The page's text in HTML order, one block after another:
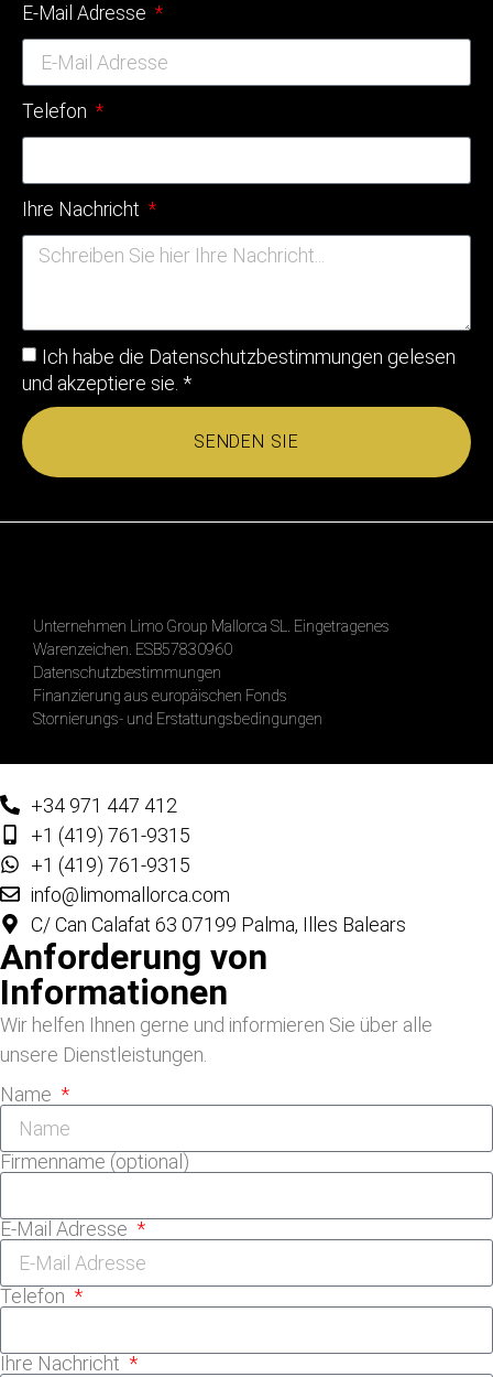
E-Mail Adresse
Telefon
Ihre Nachricht
Ich habe die Datenschutzbestimmungen gelesen
und akzeptiere sie. *
SENDEN SIE
Unternehmen Limo Group Mallorca SL. Eingetragenes
Warenzeichen. ESB57830960
Datenschutzbestimmungen
Finanzierung aus europäischen Fonds
Stornierungs- und Erstattungsbedingungen
+34 971 447 412
+1 (419) 761-9315
+1 (419) 761-9315
info@limomallorca.com
C/ Can Calafat 63 07199 Palma, Illes Balears
Anforderung von
Informationen
Wir helfen Ihnen gerne und informieren Sie über alle
unsere Dienstleistungen.
Name
Firmenname (optional)
E-Mail Adresse
Telefon
Ihre Nachricht